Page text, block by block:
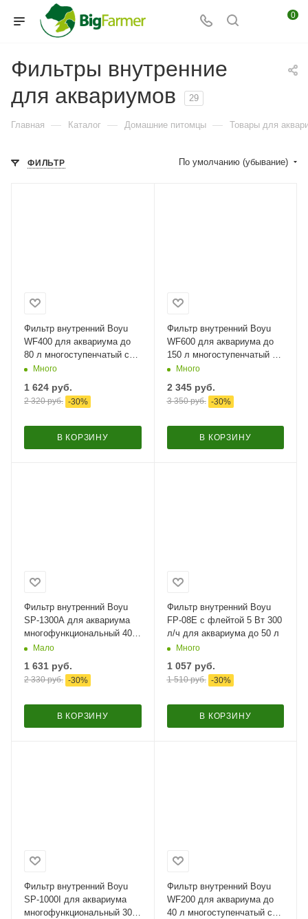
0
Фильтры внутренние
для аквариумов
29
Главная — Каталог — Домашние питомцы — Товары для
ФИЛЬТР По умолчанию (убывание)
Фильтр внутренний Boyu
WF400 для аквариума до
80 л многоступенчатый с
аэрацией и регулятором
Много
1 624 руб.
2 320руб. -30%
В КОРЗИНУ
Фильтр внутренний Boyu
WF600 для аквариума до
150 л многоступенчатый с
аэрацией и регулятором
Много
2 345руб.
3 350руб. -30%
В КОРЗИНУ
Фильтр внутренний Boyu
SP-1300A для аквариума
многофункциональный 400
л/час
Мало
1 631 руб.
2 330руб. -30%
В КОРЗИНУ
Фильтр внутренний Boyu
FP-08E с флейтой 5 Вт 300
л/ч для аквариума до 50 л
Много
1 057руб.
1 510руб. -30%
В КОРЗИНУ
Фильтр внутренний Boyu
SP-1000I для аквариума
многофункциональный 300
Фильтр внутренний Boyu
WF200 для аквариума до
40 л многоступенчатый с